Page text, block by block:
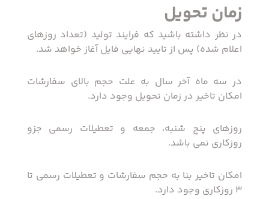
زمان تحویل
در نظر داشته باشید که فرایند تولید (تعداد روزهای
اعلام شده) پس از تایید نهایی فایل آغاز خواهد شد.
در سه ماه آخر سال به علت حجم بالای سفارشات
امکان تاخیر در زمان تحویل وجود دارد.
روزهای پنج شنبه، جمعه و تعطیلات رسمی جزو
روزکاری نمی باشد.
امکان تاخیر بنا به حجم سفارشات و تعطیلات رسمی تا
3 روزکاری وجود دارد.